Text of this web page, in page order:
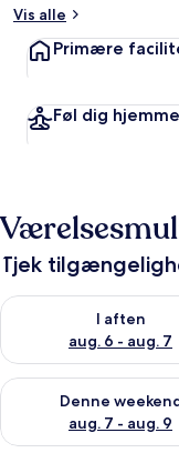
Vis alle
Primære
Føl dig hjemme
Tjek
I aften
aug. 6 - aug. 7
Tjek tilgængelighed
Denne
aug. 7 - aug. 9
Tjek tilgængelighed